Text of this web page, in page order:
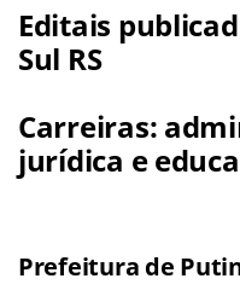
Editais
Sul RS
Carreiras:
jurídica e
Prefeitura de